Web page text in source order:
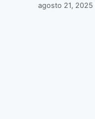
agosto 21, 2025